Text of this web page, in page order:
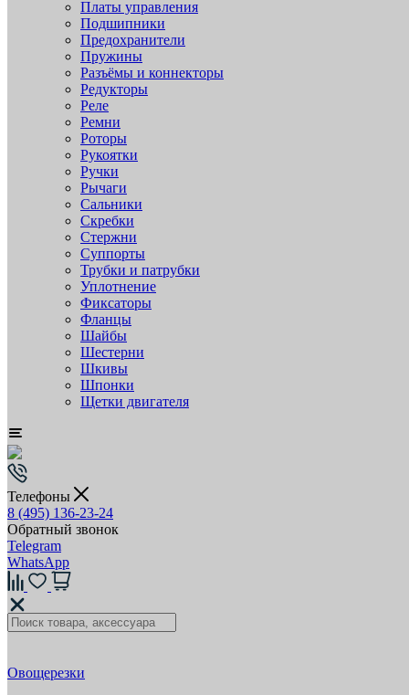
Платы управления
Подшипники
Предохранители
Пружины
Разъёмы и коннекторы
Редукторы
Реле
Ремни
Роторы
Рукоятки
Ручки
Рычаги
Сальники
Скребки
Стержни
Суппорты
Трубки и патрубки
Уплотнение
Фиксаторы
Фланцы
Шайбы
Шестерни
Шкивы
Шпонки
Щетки двигателя
Телефоны
8 (495) 136-23-24
Обратный звонок
Telegram
WhatsApp
Овощерезки